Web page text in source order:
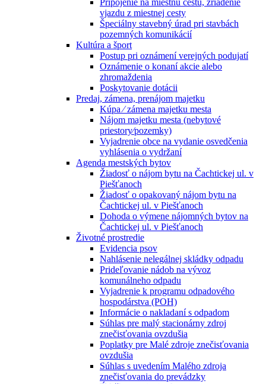
Pripojenie na miestnu cestu, zriadenie
vjazdu z miestnej cesty
Špeciálny stavebný úrad pri stavbách
pozemných komunikácií
Kultúra a šport
Postup pri oznámení verejných podujatí
Oznámenie o konaní akcie alebo
zhromaždenia
Poskytovanie dotácii
Predaj, zámena, prenájom majetku
Kúpa ⁄ zámena majetku mesta
Nájom majetku mesta (nebytové
priestory⁄pozemky)
Vyjadrenie obce na vydanie osvedčenia
vyhlásenia o vydržaní
Agenda mestských bytov
Žiadosť o nájom bytu na Čachtickej ul. v
Piešťanoch
Žiadosť o opakovaný nájom bytu na
Čachtickej ul. v Piešťanoch
Dohoda o výmene nájomných bytov na
Čachtickej ul. v Piešťanoch
Životné prostredie
Evidencia psov
Nahlásenie nelegálnej skládky odpadu
Prideľovanie nádob na vývoz
komunálneho odpadu
Vyjadrenie k programu odpadového
hospodárstva (POH)
Informácie o nakladaní s odpadom
Súhlas pre malý stacionárny zdroj
znečisťovania ovzdušia
Poplatky pre Malé zdroje znečisťovania
ovzdušia
Súhlas s uvedením Malého zdroja
znečisťovania do prevádzky